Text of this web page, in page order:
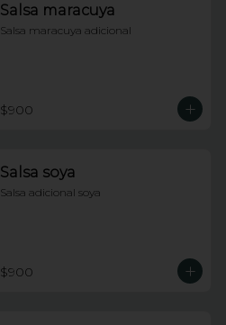
Salsa maracuya
Salsa maracuya adicional
$900
Salsa soya
Salsa adicional soya
$900